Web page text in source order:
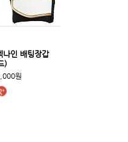
인 배팅장갑
)
원